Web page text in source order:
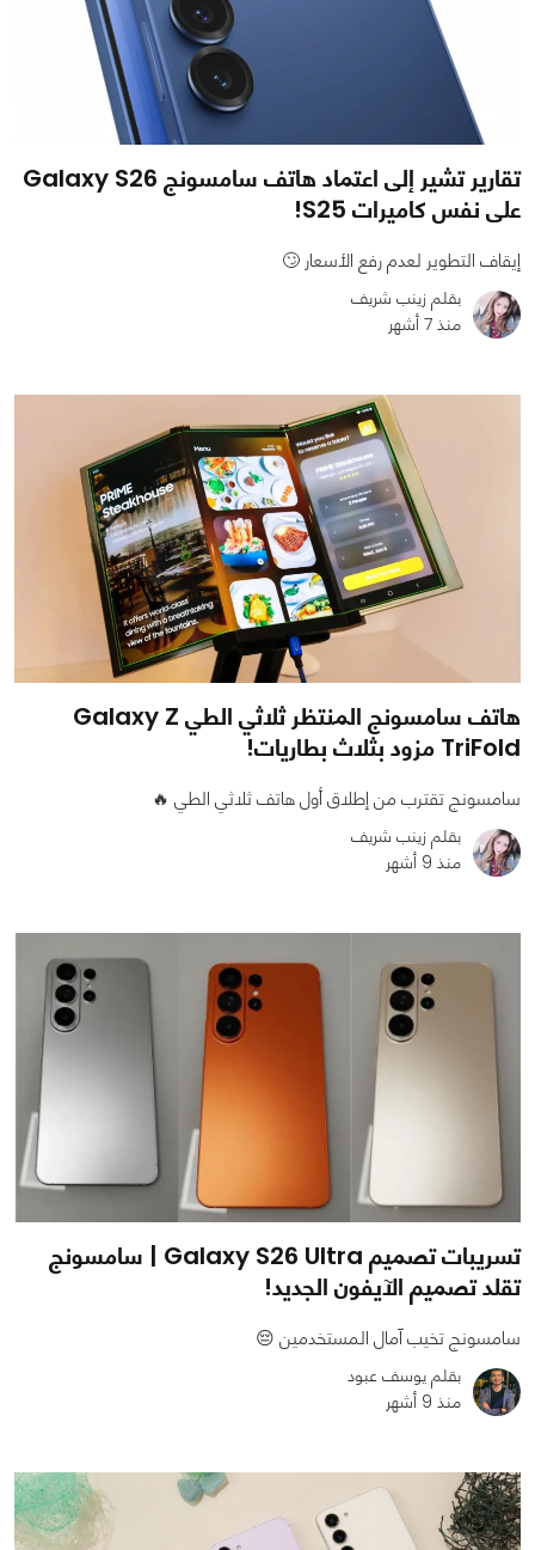
تقارير تشير إلى اعتماد هاتف سامسونج Galaxy S26
على نفس كاميرات S25!
إيقاف التطوير لعدم رفع الأسعار 🙄
بقلم زينب شريف
منذ 7 أشهر
هاتف سامسونج المنتظر ثلاثي الطي Galaxy Z
TriFold مزود بثلاث بطاريات!
سامسونج تقترب من إطلاق أول هاتف ثلاثي الطي 🔥
بقلم زينب شريف
منذ 9 أشهر
0
تسريبات تصميم Galaxy S26 Ultra | سامسونج
تقلد تصميم الآيفون الجديد!
سامسونج تخيب آمال المستخدمين 😔
بقلم يوسف عبود
منذ 9 أشهر